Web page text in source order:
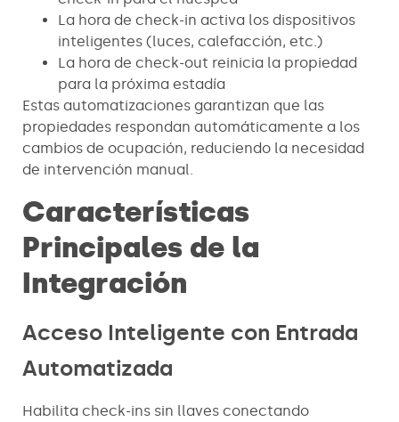
La hora de check-in activa los dispositivos
inteligentes (luces, calefacción, etc.)
La hora de check-out reinicia la propiedad
para la próxima estadía
Estas automatizaciones garantizan que las
propiedades respondan automáticamente a los
cambios de ocupación, reduciendo la necesidad
de intervención manual.
Características
Principales de la
Integración
Acceso Inteligente con Entrada
Automatizada
Habilita check-ins sin llaves conectando